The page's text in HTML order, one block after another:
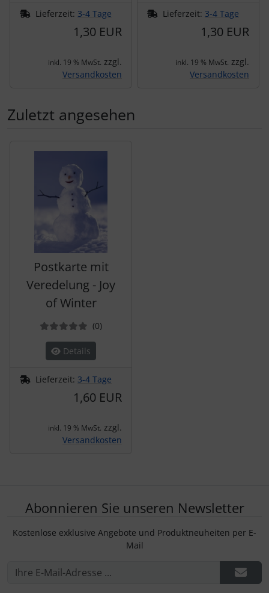
Lieferzeit: 3-4 Tage
1,30 EUR
inkl. 19 % MwSt. zzgl.
Versandkosten
Lieferzeit: 3-4 Tage
1,30 EUR
inkl. 19 % MwSt. zzgl.
Versandkosten
Zuletzt angesehen
Postkarte mit
Veredelung - Joy
of Winter
(0Bewertungen
)
Details
Lieferzeit: 3-4 Tage
1,60 EUR
inkl. 19 % MwSt. zzgl.
Versandkosten
Abonnieren Sie unseren Newsletter
Kostenlose exklusive Angebote und Produktneuheiten per E-
Mail